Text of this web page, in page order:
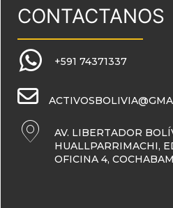
CONTACTANOS
+591 74371337
AV. LIBERTADOR
HUALLPARRIMACHI,
OFICINA 4,